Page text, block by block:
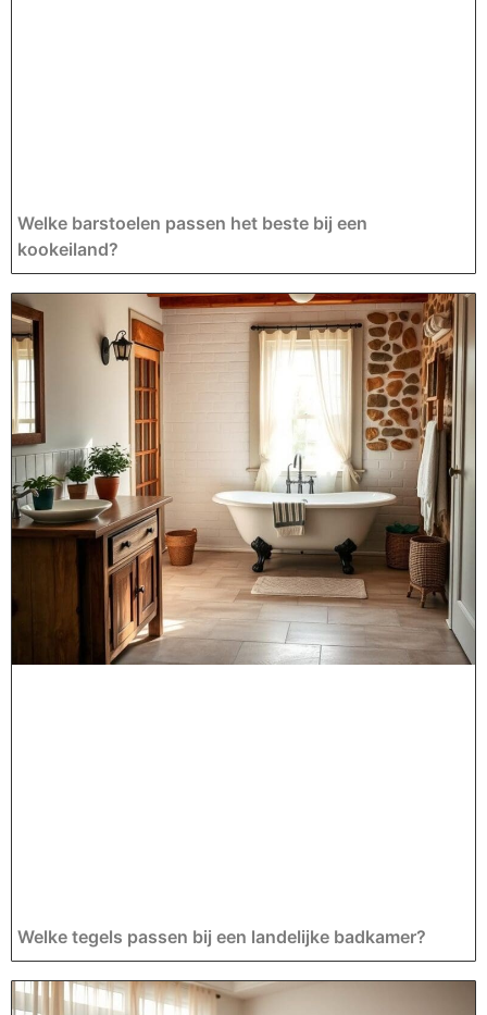
Welke barstoelen passen het beste bij een
kookeiland?
Welke tegels passen bij een landelijke badkamer?